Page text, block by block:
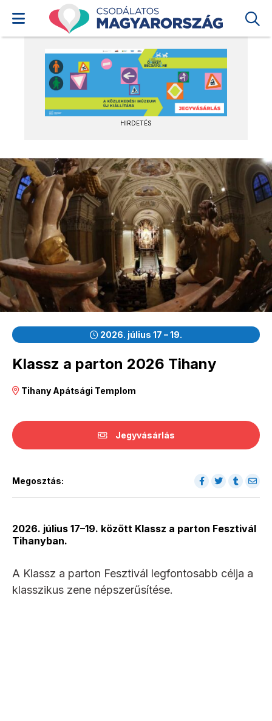
HIRDETÉS
2026. július 17 – 19.
Klassz a parton 2026 Tihany
Tihany Apátsági Templom
Jegyvásárlás
Megosztás:
2026. július 17–19. között Klassz a parton Fesztivál
Tihanyban.
A Klassz a parton Fesztivál legfontosabb célja a
klasszikus zene népszerűsítése.